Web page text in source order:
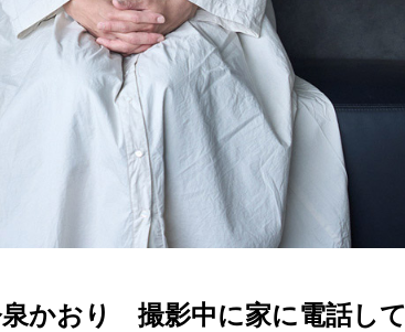
泉かおり 撮影中に家に電話して